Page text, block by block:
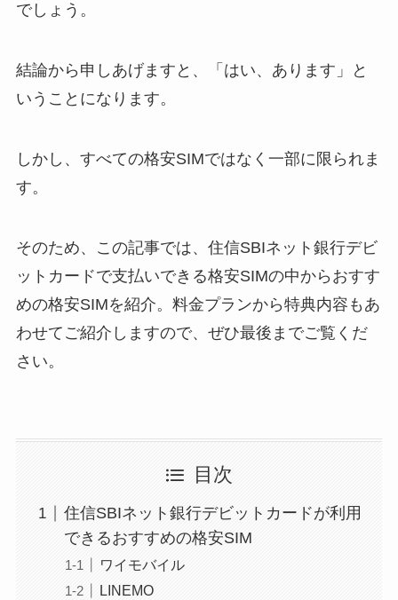
でしょう。
結論から申しあげますと、「はい、あります」と
いうことになります。
しかし、すべての格安SIMではなく一部に限られま
す。
そのため、この記事では、住信SBIネット銀行デビ
ットカードで支払いできる格安SIMの中からおすす
めの格安SIMを紹介。料金プランから特典内容もあ
わせてご紹介しますので、ぜひ最後までご覧くだ
さい。
目次
住信SBIネット銀行デビットカードが利用
できるおすすめの格安SIM
ワイモバイル
LINEMO